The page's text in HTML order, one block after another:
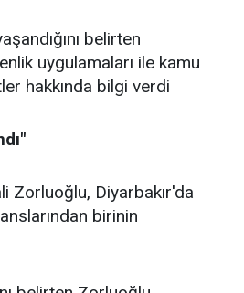
belirten
uygulamaları ile kamu
hakkında bilgi verdi
Zorluoğlu, Diyarbakır'da
birinin